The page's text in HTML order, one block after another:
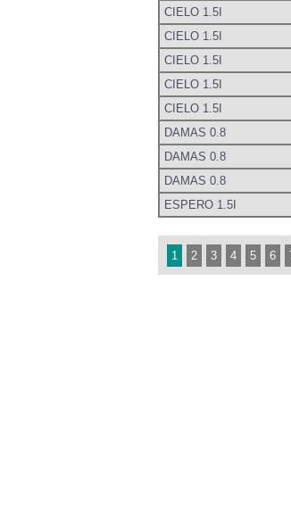
CIELO 1.5I
CIELO 1.5I
CIELO 1.5I
CIELO 1.5I
CIELO 1.5I
DAMAS 0.8
DAMAS 0.8
DAMAS 0.8
ESPERO 1.5I
1 2 3 4 5 6